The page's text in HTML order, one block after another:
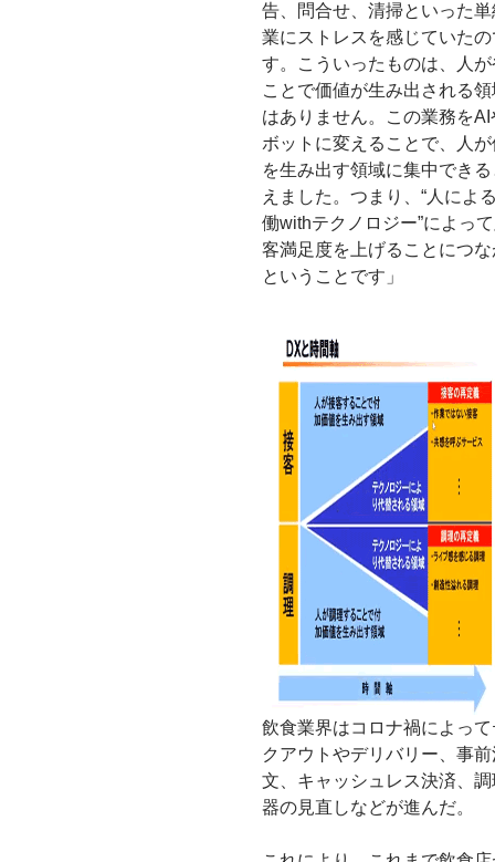
告、問合せ、清掃といった
業にストレスを感じていた
す。こういったものは、人
ことで価値が生み出される
はありません。この業務をAI
ボットに変えることで、人
を生み出す領域に集中でき
えました。つまり、“人によ
働withテクノロジー”によっ
客満足度を上げることにつ
ということです」
飲食業界はコロナ禍によっ
クアウトやデリバリー、事
文、キャッシュレス決済、
器の見直しなどが進んだ。